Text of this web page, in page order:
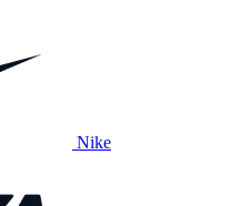
Nike